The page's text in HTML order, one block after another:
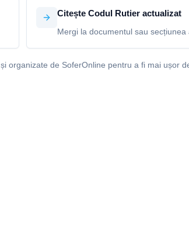
Citește Codul Rutier actualizat
Mergi la documentul sau secțiunea
și organizate de SoferOnline pentru a fi mai ușor